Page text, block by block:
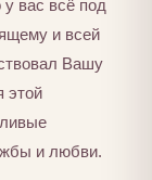
вас всё под
и всей
Вашу
этой
и любви.